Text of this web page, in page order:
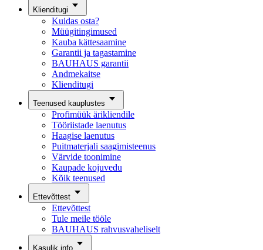
Klienditugi
Kuidas osta?
Müügitingimused
Kauba kättesaamine
Garantii ja tagastamine
BAUHAUS garantii
Andmekaitse
Klienditugi
Teenused kauplustes
Profimüük ärikliendile
Tööriistade laenutus
Haagise laenutus
Puitmaterjali saagimisteenus
Värvide toonimine
Kaupade kojuvedu
Kõik teenused
Ettevõttest
Ettevõttest
Tule meile tööle
BAUHAUS rahvusvaheliselt
Kasulik info